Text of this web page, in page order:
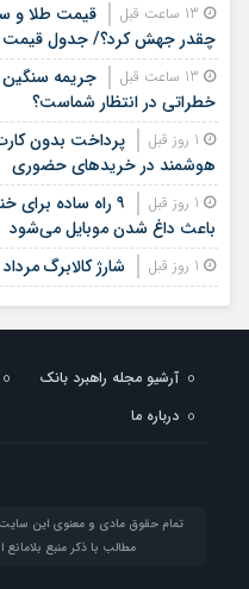
چقدر جهش کرد؟/ جدول قیمت
جریمه
خطراتی در انتظار شماست؟
پرداخت بدون
هوشمند در خریدهای حضوری
۹ راه ساده
باعث داغ شدن موبایل می‌شود
شارژ کالابرگ
1 روز قبل
لیست قیمت
اجاره‌نشینی در این منطقه
لیست قیمت
هر متر آپارتمان در این
جدیدترین قیمت
آرشیو مجله راهبرد بانک
درباره ما
تمام حقوق مادی و معنوی این سایت
مطالب با ذکر منبع